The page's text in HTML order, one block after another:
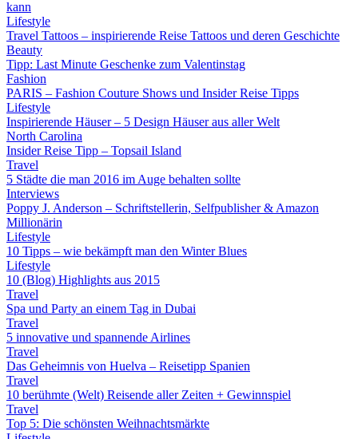
kann
Lifestyle
Travel Tattoos – inspirierende Reise Tattoos und deren Geschichte
Beauty
Tipp: Last Minute Geschenke zum Valentinstag
Fashion
PARIS – Fashion Couture Shows und Insider Reise Tipps
Lifestyle
Inspirierende Häuser – 5 Design Häuser aus aller Welt
North Carolina
Insider Reise Tipp – Topsail Island
Travel
5 Städte die man 2016 im Auge behalten sollte
Interviews
Poppy J. Anderson – Schriftstellerin, Selfpublisher & Amazon
Millionärin
Lifestyle
10 Tipps – wie bekämpft man den Winter Blues
Lifestyle
10 (Blog) Highlights aus 2015
Travel
Spa und Party an einem Tag in Dubai
Travel
5 innovative und spannende Airlines
Travel
Das Geheimnis von Huelva – Reisetipp Spanien
Travel
10 berühmte (Welt) Reisende aller Zeiten + Gewinnspiel
Travel
Top 5: Die schönsten Weihnachtsmärkte